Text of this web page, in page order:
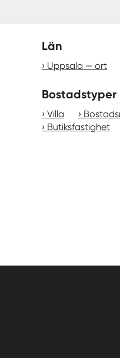
Län
Uppsala — ort
Bostadstyper
Villa
Butiksfastighet